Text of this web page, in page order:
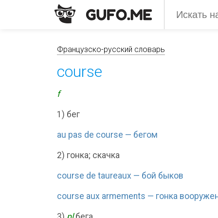
Французско-русский словарь
course
f
1) бег
au pas de course — бегом
2) гонка; скачка
course de taureaux — бой быков
course aux armements — гонка